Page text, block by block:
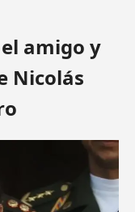
amigo y
Nicolás